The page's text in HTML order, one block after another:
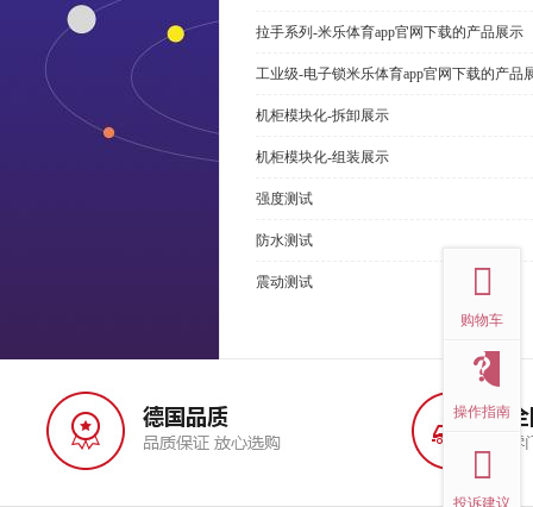
拉手系列-米乐体育app官网下载的产品展示
工业级-电子锁米乐体育app官网下载的产品
机柜模块化-拆卸展示
机柜模块化-组装展示
强度测试
防水测试
震动测试
购物车
操作指南
投诉建议